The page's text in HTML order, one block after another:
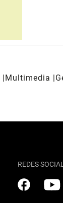
Multimedia
REDES